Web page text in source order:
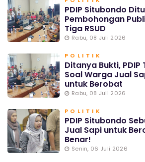
PDIP Situbondo
Pembohongan
Tiga RSUD
Rabu, 08 Juli 2026
POLITIK
Ditanya Bukti,
Soal Warga Jual
untuk Berobat
Rabu, 08 Juli 2026
POLITIK
PDIP Situbondo
Jual Sapi untuk
Benar!
Senin, 06 Juli 2026